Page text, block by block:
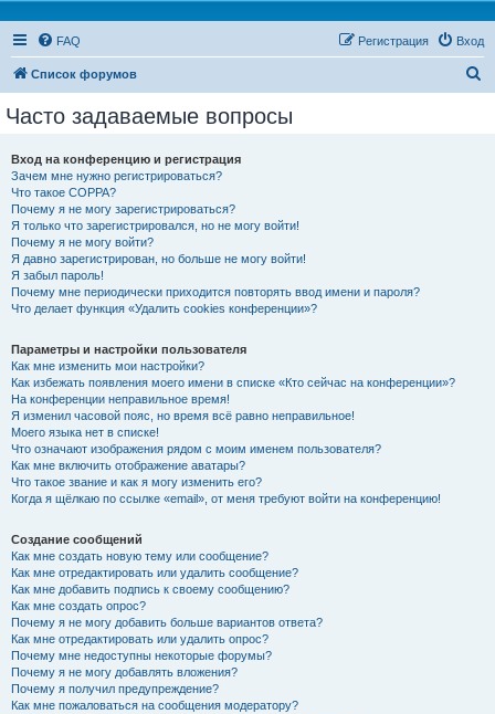
FAQ Вход
Регистрация
Список форумов
Часто задаваемые вопросы
Вход на конференцию и регистрация
Зачем мне нужно регистрироваться?
Что такое COPPA?
Почему я не могу зарегистрироваться?
Я только что зарегистрировался, но не могу войти!
Почему я не могу войти?
Я давно зарегистрирован, но больше не могу войти!
Я забыл пароль!
Почему мне периодически приходится повторять ввод имени и пароля?
Что делает функция «Удалить cookies конференции»?
Параметры и настройки пользователя
Как мне изменить мои настройки?
Как избежать появления моего имени в списке «Кто сейчас на конференции»?
На конференции неправильное время!
Я изменил часовой пояс, но время всё равно неправильное!
Моего языка нет в списке!
Что означают изображения рядом с моим именем пользователя?
Как мне включить отображение аватары?
Что такое звание и как я могу изменить его?
Когда я щёлкаю по ссылке «email», от меня требуют войти на конференцию!
Создание сообщений
Как мне создать новую тему или сообщение?
Как мне отредактировать или удалить сообщение?
Как мне добавить подпись к своему сообщению?
Как мне создать опрос?
Почему я не могу добавить больше вариантов ответа?
Как мне отредактировать или удалить опрос?
Почему мне недоступны некоторые форумы?
Почему я не могу добавлять вложения?
Почему я получил предупреждение?
Как мне пожаловаться на сообщения модератору?